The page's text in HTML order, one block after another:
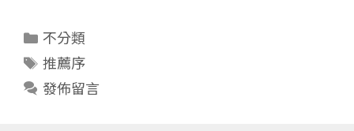
分
類
不分類
標
籤
推薦序
發佈留言